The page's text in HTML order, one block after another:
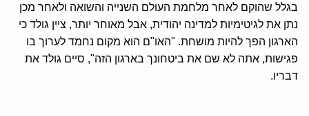
בגלל שהוקם לאחר מלחמת העולם השנייה והשואה ולאחר מכן
נתן את לגיטימיות למדינה יהודית, אבל מאוחר יותר, ציין גולד כי
הארגון הפך להיות מושחת. "האו"ם הוא מקום נחמד לערוך בו
פגישות, אתה לא שם את ביטחונך בארגון הזה", סיים גולד את
דבריו.